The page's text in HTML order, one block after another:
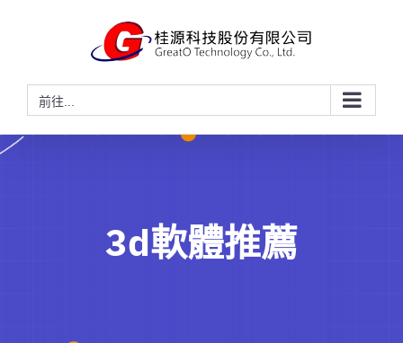
前往...
3d軟體推薦